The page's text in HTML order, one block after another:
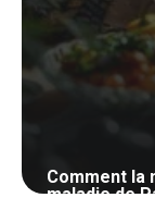
Comment la
maladie de